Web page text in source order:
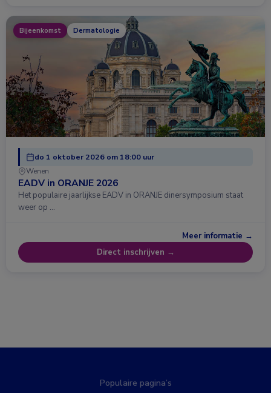
Bijeenkomst Dermatologie
do 1 oktober 2026 om 18:00 uur
Wenen
EADV in ORANJE 2026
Het populaire jaarlijkse EADV in ORANJE dinersymposium staat
weer op …
Meer informatie →
Direct inschrijven →
Populaire pagina’s